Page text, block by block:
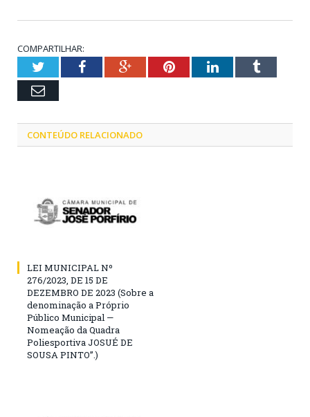
COMPARTILHAR:
TwitterFacebookGoogle+PinterestLinkedInTumblr
Email
CONTEÚDO RELACIONADO
LEI MUNICIPAL Nº
276/2023, DE 15 DE
DEZEMBRO DE 2023 (Sobre a
denominação a Próprio
Público Municipal —
Nomeação da Quadra
Poliesportiva JOSUÉ DE
SOUSA PINTO”.)